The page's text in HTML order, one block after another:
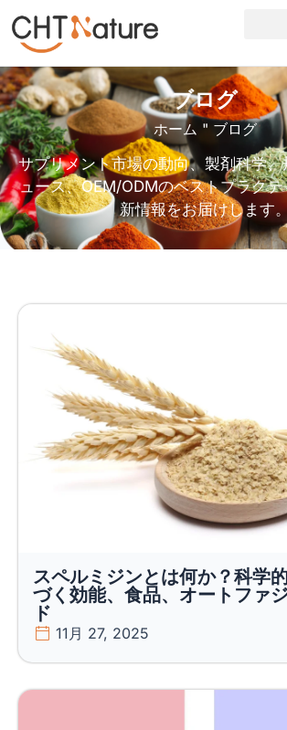
ブログ
ホーム " ブログ
サプリメント市場の動向、製剤科学
ュース、OEM/ODMのベストプラクテ
新情報をお届けします
スペルミジンとは何か？科学
づく効能、食品、オートファ
ド
11月 27, 2025